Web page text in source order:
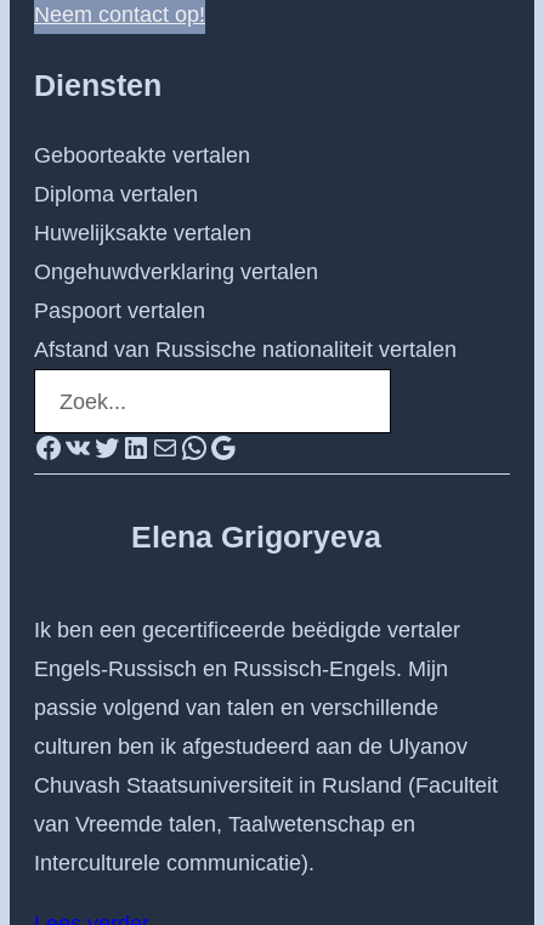
Neem contact op!
Diensten
Geboorteakte vertalen
Diploma vertalen
Huwelijksakte vertalen
Ongehuwdverklaring vertalen
Paspoort vertalen
Afstand van Russische nationaliteit vertalen
e
a
Facebook VK Twitter LinkedIn E-mail Neem contact op via whatsapp Google
Elena Grigoryeva
Ik ben een gecertificeerde beëdigde vertaler
Engels-Russisch en Russisch-Engels. Mijn
passie volgend van talen en verschillende
culturen ben ik afgestudeerd aan de Ulyanov
Chuvash Staatsuniversiteit in Rusland (Faculteit
van Vreemde talen, Taalwetenschap en
Interculturele communicatie).